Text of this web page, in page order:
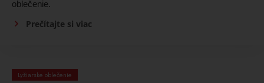
oblečenie.
Prečítajte si viac
Lyžiarske oblečenie